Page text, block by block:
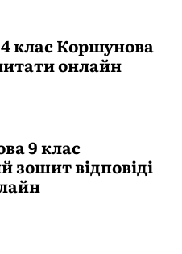
клас Коршунова
онлайн
9 клас
зошит відповіді